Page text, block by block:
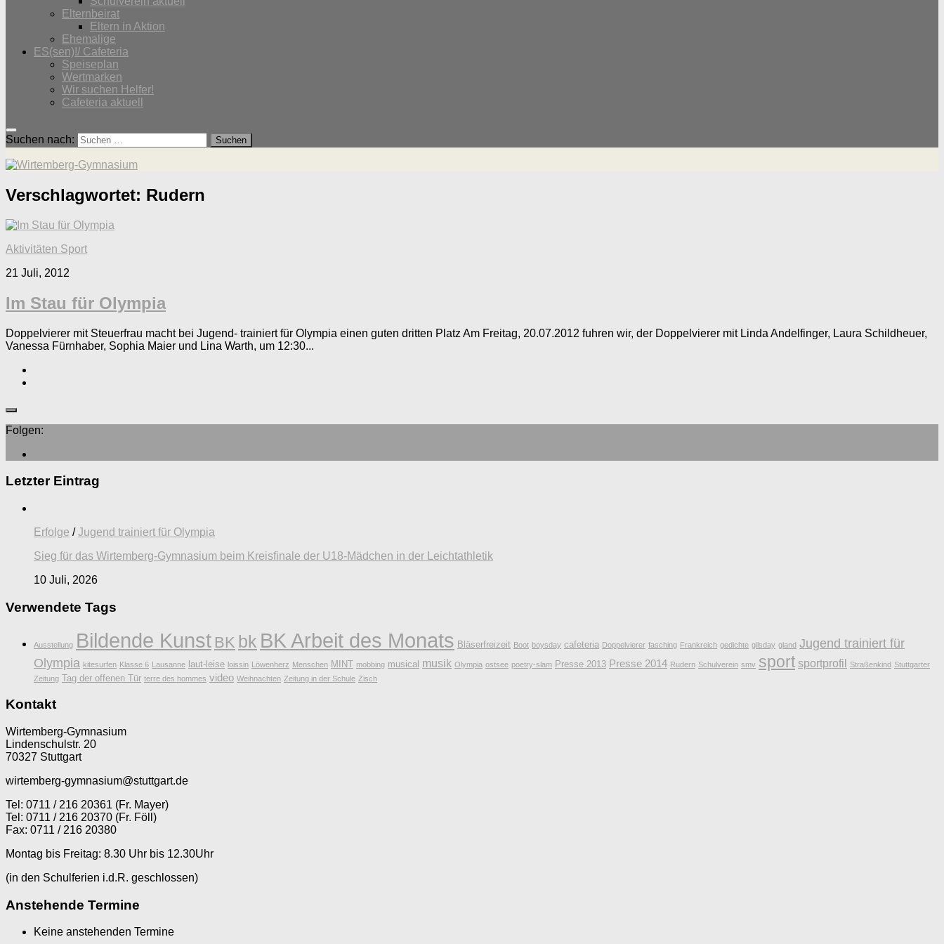
Elternbeirat
Eltern in Aktion
Ehemalige
ES(sen)!/ Cafeteria
Speiseplan
Wertmarken
Wir suchen Helfer!
Cafeteria aktuell
Suchen nach:
Verschlagwortet: Rudern
Aktivitäten Sport
21 Juli, 2012
Im Stau für Olympia
Doppelvierer mit Steuerfrau macht bei Jugend- trainiert für Olympia einen guten dritten Platz Am Freitag, 20.07.2012 fuhren wir, der Doppelvierer mit Linda Andelfinger, Laura Schildheuer,
Vanessa Fürnhaber, Sophia Maier und Lina Warth, um 12:30...
Folgen:
Letzter Eintrag
Erfolge /Jugend trainiert für Olympia
Sieg für das Wirtemberg-Gymnasium beim Kreisfinale der U18-Mädchen in der Leichtathletik
10 Juli, 2026
Verwendete Tags
Ausstellung Bildende Kunst BK bk BK Arbeit des Monats Bläserfreizeit Boot boysday cafeteria Doppelvierer fasching Frankreich gedichte gilsday gland Jugend trainiert für
Olympia kitesurfen Klasse 6 Lausanne laut-leise loissin Löwenherz Menschen MINT mobbing musical musik Olympia ostsee poetry-slam Presse 2013 Presse 2014 Rudern Schulverein smv sport sportprofil Straßenkind Stuttgarter
Zeitung Tag der offenen Tür terre des hommes video Weihnachten Zeitung in der Schule Zisch
Kontakt
Wirtemberg-Gymnasium
Lindenschulstr. 20
70327 Stuttgart
wirtemberg-gymnasium@stuttgart.de
Tel: 0711 / 216 20361 (Fr. Mayer)
Tel: 0711 / 216 20370 (Fr. Föll)
Fax: 0711 / 216 20380
Montag bis Freitag: 8.30 Uhr bis 12.30Uhr
(in den Schulferien i.d.R. geschlossen)
Anstehende Termine
Keine anstehenden Termine